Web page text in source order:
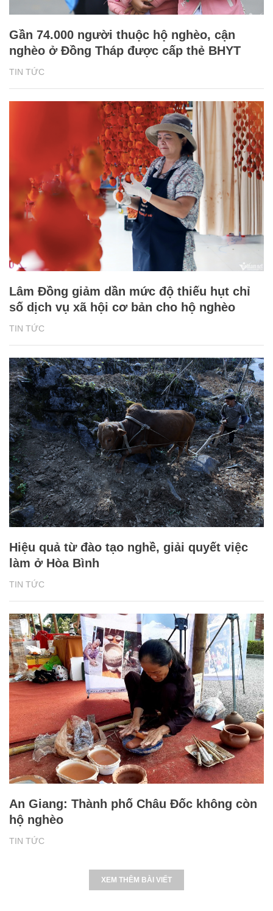
TIN TỨC
Gần 74.000 người thuộc hộ nghèo, cận
nghèo ở Đồng Tháp được cấp thẻ BHYT
TIN TỨC
Lâm Đồng giảm dần mức độ thiếu hụt chỉ
số dịch vụ xã hội cơ bản cho hộ nghèo
TIN TỨC
Hiệu quả từ đào tạo nghề, giải quyết việc
làm ở Hòa Bình
TIN TỨC
An Giang: Thành phố Châu Đốc không còn
hộ nghèo
XEM THÊM BÀI VIẾT